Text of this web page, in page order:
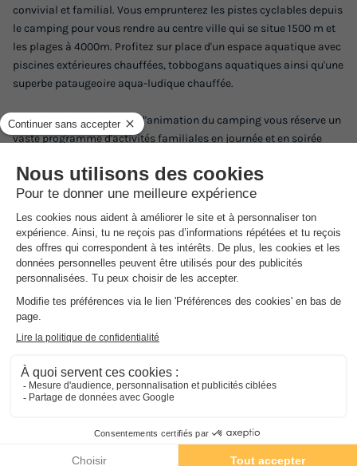
convivial et familial. Vous emprunterez les pistes cyclables depuis
le camping pour vous rendre au centre ville qui se situe 1500 m et
les plages à 4000m. Profitez sur place d'un espace aquatique avec
piscines extérieures chauffées, tobbogans aquatiques ainsi qu'une
superbe pataugeoire aqua-ludique chauffée.
D'avril à octobre, l'équipe d'animation du camping vous réserve un
vaste programme d'activités familiales en journée et en soirée
accueillent les 4-14 ans pour des activités ludiques.
Sur place vous trouverez tous les services nécessaires au bon
déroulement de votre séjour : restaurant, bar, supérette, coiffeur,
laverie, dépot de pain.